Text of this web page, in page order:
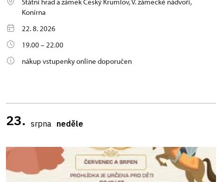
Konírna
22. 8. 2026
19.00 – 22.00
nákup vstupenky online doporučen
23. srpna neděle